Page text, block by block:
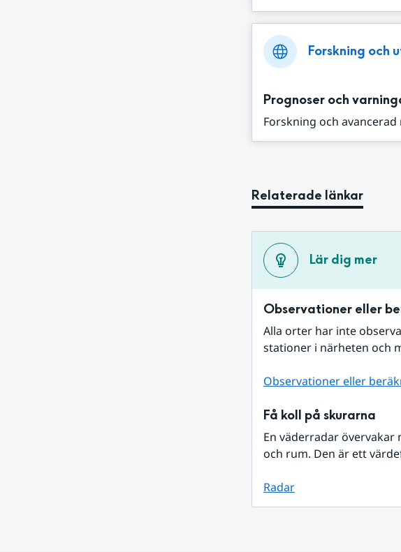
Forskning och
Prognoser och
Forskning och
Relaterade länkar
Lär dig mer
Observationer eller
Alla orter har inte
stationer i närheten och
Observationer eller
Få koll på skurarna
En väderradar
och rum. Den är ett
Radar